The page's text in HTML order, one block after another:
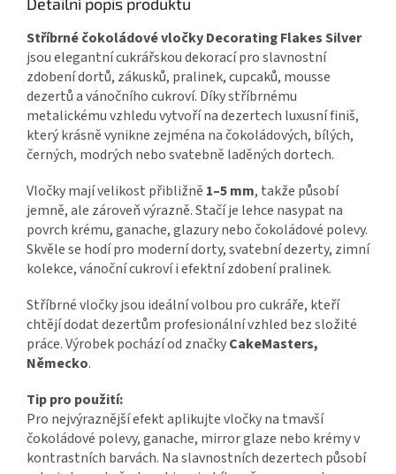
Stříbrné čokoládové vločky Decorating Flakes Silver
jsou elegantní cukrářskou dekorací pro slavnostní
zdobení dortů, zákusků, pralinek, cupcaků, mousse
dezertů a vánočního cukroví. Díky stříbrnému
metalickému vzhledu vytvoří na dezertech luxusní finiš,
který krásně vynikne zejména na čokoládových, bílých,
černých, modrých nebo svatebně laděných dortech.
Vločky mají velikost přibližně 1–5 mm, takže působí
jemně, ale zároveň výrazně. Stačí je lehce nasypat na
povrch krému, ganache, glazury nebo čokoládové polevy.
Skvěle se hodí pro moderní dorty, svatební dezerty, zimní
kolekce, vánoční cukroví i efektní zdobení pralinek.
Stříbrné vločky jsou ideální volbou pro cukráře, kteří
chtějí dodat dezertům profesionální vzhled bez složité
práce. Výrobek pochází od značkyCakeMasters,
Německo.
Tip pro použití:
Pro nejvýraznější efekt aplikujte vločky na tmavší
čokoládové polevy, ganache, mirror glaze nebo krémy v
kontrastních barvách. Na slavnostních dezertech působí